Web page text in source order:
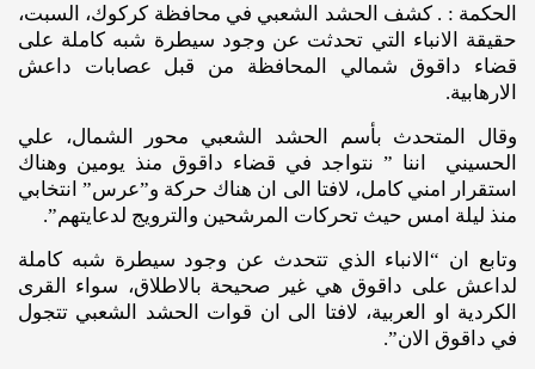
الحكمة : . كشف الحشد الشعبي في محافظة كركوك، السبت،
حقيقة الانباء التي تحدثت عن وجود سيطرة شبه كاملة على
قضاء داقوق شمالي المحافظة من قبل عصابات داعش
الارهابية.
وقال المتحدث بأسم الحشد الشعبي محور الشمال، علي
الحسيني اننا ” نتواجد في قضاء داقوق منذ يومين وهناك
استقرار امني كامل، لافتا الى ان هناك حركة و”عرس” انتخابي
منذ ليلة امس حيث تحركات المرشحين والترويج لدعايتهم”.
وتابع ان “الانباء الذي تتحدث عن وجود سيطرة شبه كاملة
لداعش على داقوق هي غير صحيحة بالاطلاق، سواء القرى
الكردية او العربية، لافتا الى ان قوات الحشد الشعبي تتجول
في داقوق الان”.